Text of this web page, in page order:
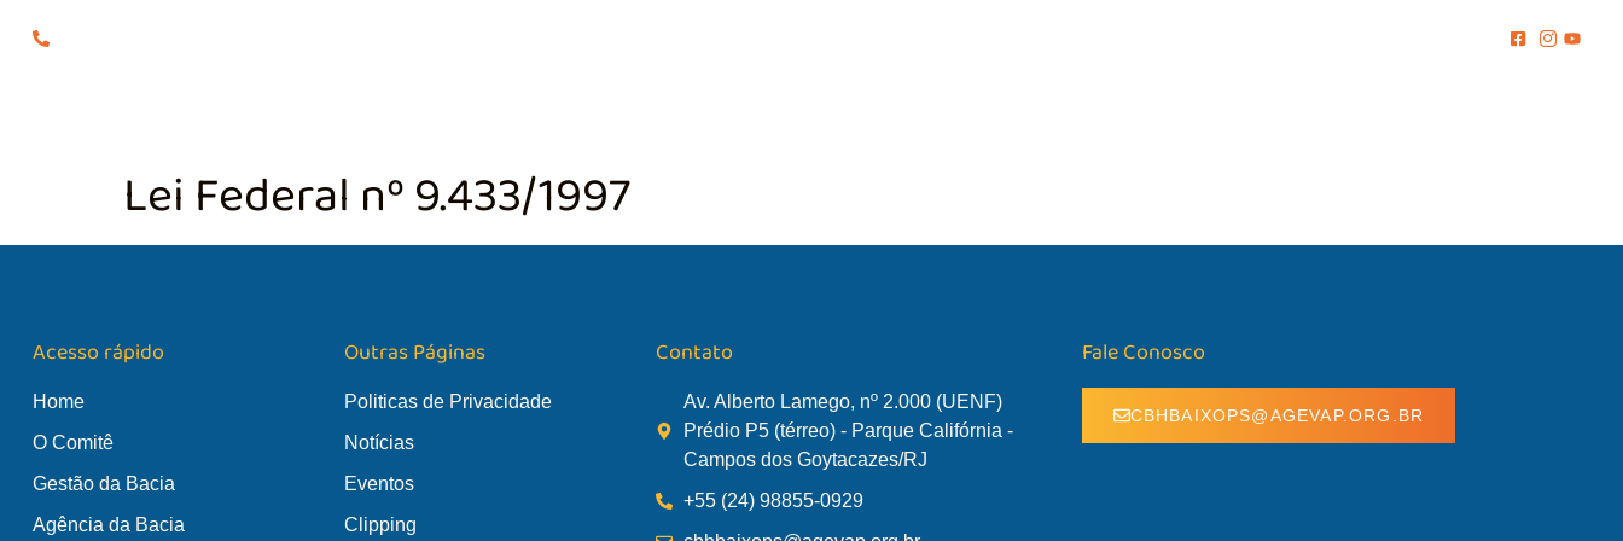
Lei Federal nº 9.433/1997
Acesso rápido
Home
O Comitê
Gestão da Bacia
Agência da Bacia
Outras Páginas
Politicas de Privacidade
Notícias
Eventos
Clipping
Contato
Av. Alberto Lamego, nº 2.000 (UENF)
Prédio P5 (térreo) - Parque Califórnia -
Campos dos Goytacazes/RJ
+55 (24) 98855-0929
Fale Conosco
CBHBAIXOPS@AGEVAP.ORG.BR